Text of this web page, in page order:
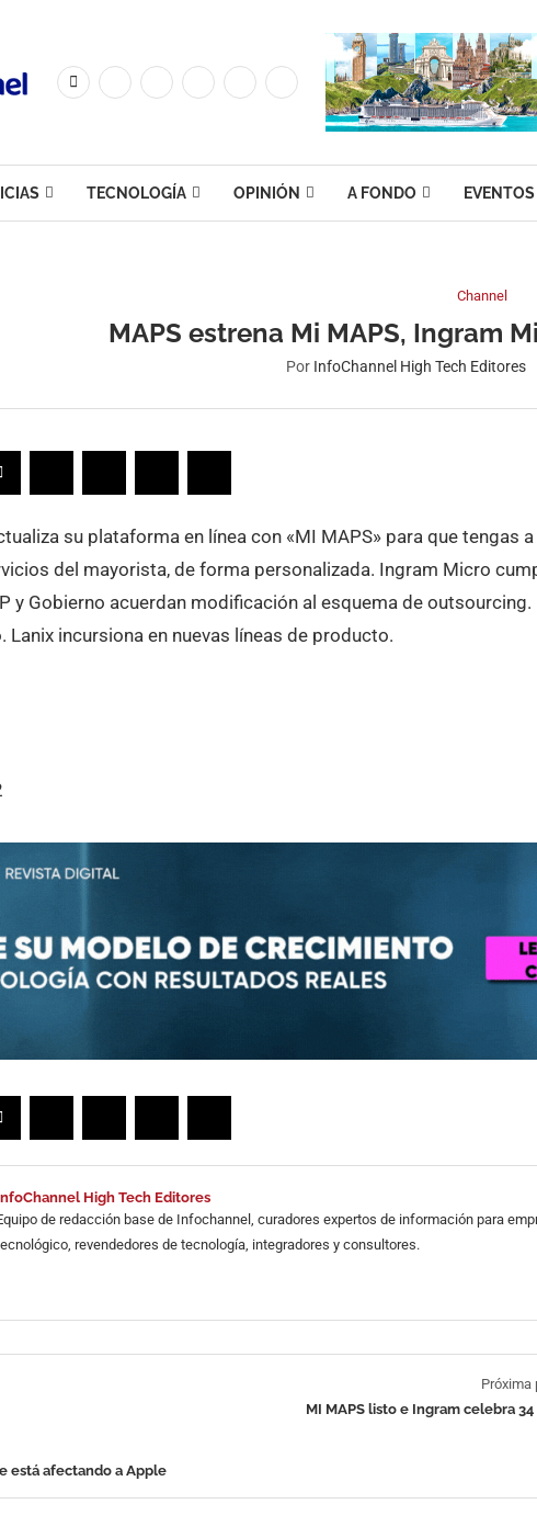
TECNOLOGÍA OPINIÓN A FONDO EVENTOS
Channel
MAPS estrena Mi MAPS, Ingram
Por InfoChannel High Tech Editores
su plataforma en línea con «MI MAPS» para que tengas
del mayorista, de forma personalizada. Ingram Micro
y Gobierno acuerdan modificación al esquema de
Lanix incursiona en nuevas líneas de producto.
High Tech Editores
de redacción base de Infochannel, curadores expertos de información para
revendedores de tecnología, integradores y consultores.
está afectando a Apple
Próxima
MI MAPS listo e Ingram celebra